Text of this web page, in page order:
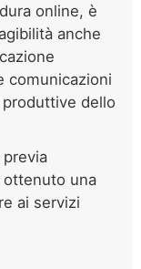
online, è
anche
comunicazioni
dello
ottenuto una
ai servizi